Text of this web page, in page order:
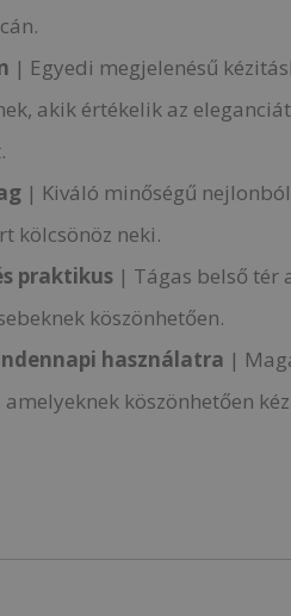
| Egyedi megjelenésű
akik értékelik az
| Kiváló minőségű
kölcsönöz neki.
praktikus | Tágas belső tér
köszönhetően.
használatra |
amelyeknek köszönhetően